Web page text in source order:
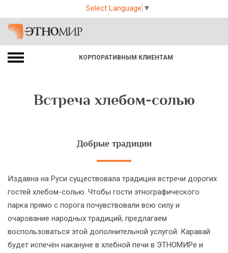
Select Language ▼
КОРПОРАТИВНЫМ КЛИЕНТАМ
Встреча хлебом-солью
Добрые традиции
Издавна на Руси существовала традиция встречи дорогих
гостей хлебом-солью. Чтобы гости этнографического
парка прямо с порога почувствовали всю силу и
очарование народных традиций, предлагаем
воспользоваться этой дополнительной услугой. Каравай
будет испечён накануне в хлебной печи в ЭТНОМИРе и